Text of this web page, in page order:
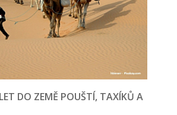
DO ZEMĚ POUŠTÍ, TAXÍKŮ A